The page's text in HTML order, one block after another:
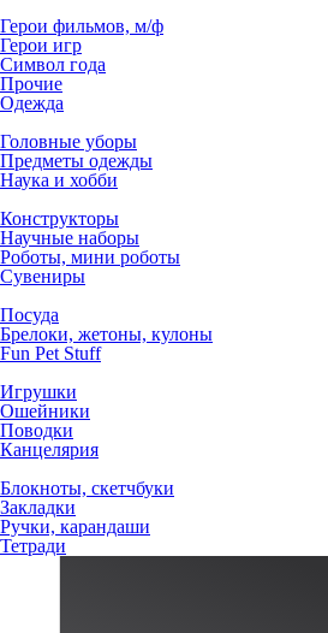
Герои фильмов, м/ф
Герои игр
Символ года
Прочие
Одежда
Головные уборы
Предметы одежды
Наука и хобби
Конструкторы
Научные наборы
Роботы, мини роботы
Сувениры
Посуда
Брелоки, жетоны, кулоны
Fun Pet Stuff
Игрушки
Ошейники
Поводки
Канцелярия
Блокноты, скетчбуки
Закладки
Ручки, карандаши
Тетради